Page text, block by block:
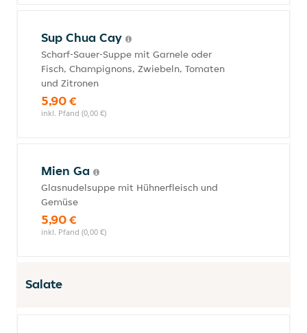
Sup Chua Cay
Scharf-Sauer-Suppe mit Garnele oder
Fisch, Champignons, Zwiebeln, Tomaten
und Zitronen
5,90 €
inkl. Pfand (0,00 €)
Mien Ga
Glasnudelsuppe mit Hühnerfleisch und
Gemüse
5,90 €
inkl. Pfand (0,00 €)
Salate